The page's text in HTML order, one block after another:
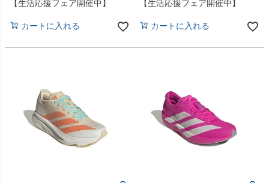
【生活応援フェア開催中】
カートに入れる
【生活応援フェア開催中】
カートに入れる